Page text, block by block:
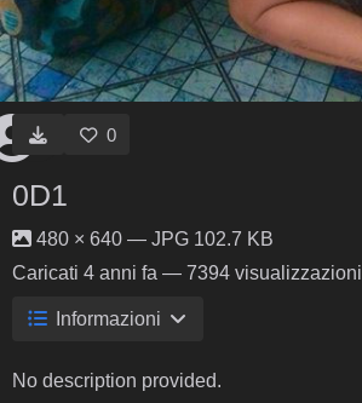
0
0D1
480 × 640 — JPG 102.7 KB
Caricati 4 anni fa — 7394 visualizzazioni
Informazioni
No description provided.